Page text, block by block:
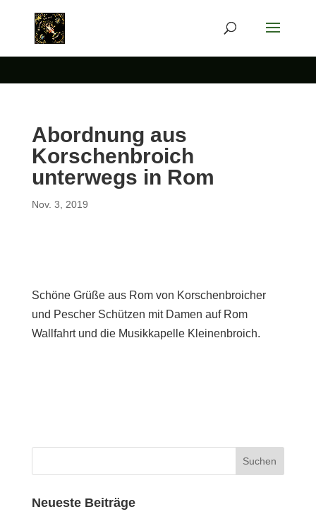
Abordnung aus
Korschenbroich
unterwegs in Rom
Nov. 3, 2019
Schöne Grüße aus Rom von Korschenbroicher
und Pescher Schützen mit Damen auf Rom
Wallfahrt und die Musikkapelle Kleinenbroich.
Neueste Beiträge